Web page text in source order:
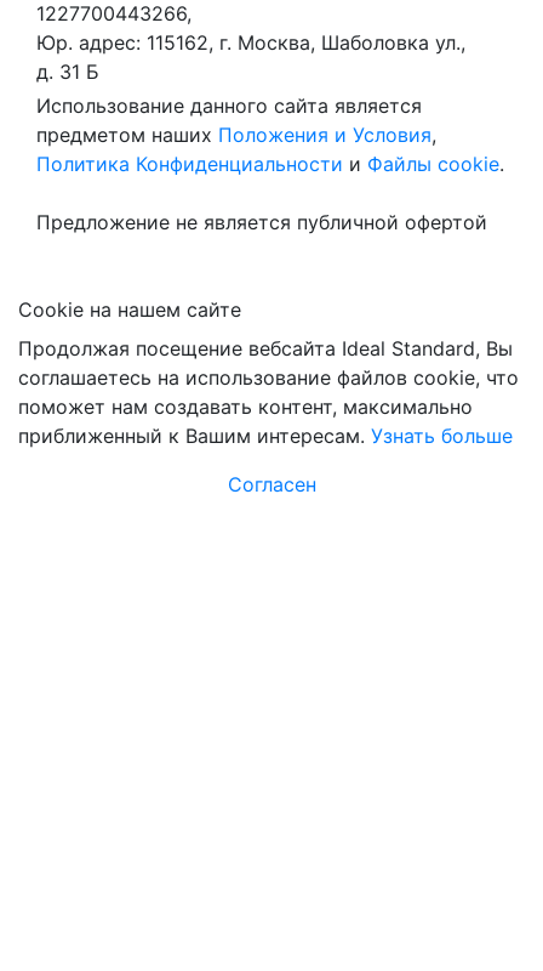
1227700443266,
Юр. адрес: 115162, г. Москва, Шаболовка ул.,
д. 31 Б
Использование данного сайта является
предметом наших Положения и Условия,
Политика Конфиденциальности и Файлы cookie.
Предложение не является публичной офертой
Сookie на нашем сайте
Продолжая посещение вебсайта Ideal Standard, Вы
соглашаетесь на использование файлов cookie, что
поможет нам создавать контент, максимально
приближенный к Вашим интересам. Узнать больше
Согласен